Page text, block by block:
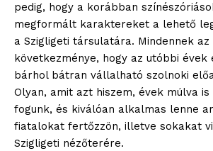
pedig, hogy a korábban
megformált karaktereket a lehető
a Szigligeti társulatára. Mindennek
következménye, hogy az utóbbi évek
bárhol bátran vállalható szolnoki
Olyan, amit azt hiszem, évek múlva
fogunk, és kiválóan alkalmas lenne
fiatalokat fertőzzön, illetve sokakat
Szigligeti nézőterére.